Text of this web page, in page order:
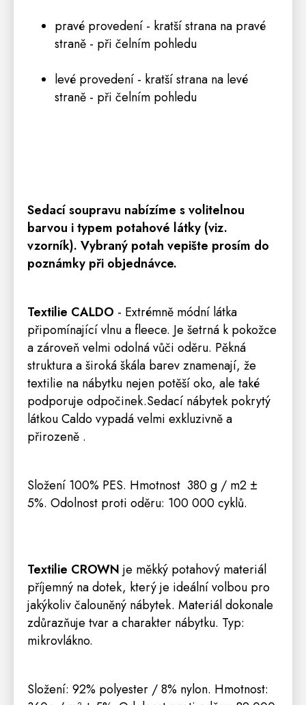
pravé provedení - kratší strana na pravé
straně - při čelním pohledu
levé provedení - kratší strana na levé
straně - při čelním pohledu
Sedacísoupravu nabízíme s volitelnou
barvou i typem potahové látky (viz.
vzorník). Vybraný potah vepište prosím do
poznámky při objednávce.
Textilie CALDO - Extrémně módní látka
připomínající vlnu a fleece. Je šetrná k pokožce
a zároveň velmi odolná vůči oděru. Pěkná
struktura a široká škála barev znamenají, že
textilie na nábytku nejen potěší oko, ale také
podporuje odpočinek.Sedací nábytek pokrytý
látkou Caldo vypadá velmi exkluzivně a
přirozeně .
Složení 100% PES. Hmotnost 380 g / m2 ±
5%. Odolnost proti oděru: 100 000 cyklů.
Textilie CROWN je měkký potahový materiál
příjemný na dotek, který je ideální volbou pro
jakýkoliv čalouněný nábytek. Materiál dokonale
zdůrazňuje tvar a charakter nábytku. Typ:
mikrovlákno.
Složení: 92% polyester / 8% nylon. Hmotnost: